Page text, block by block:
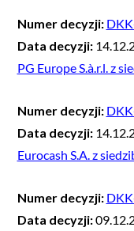
Numer decyzji:
Data decyzji:
PG Europe S.à.r.l. z
Numer decyzji:
Data decyzji:
Eurocash S.A. z
Numer decyzji:
Data decyzji: